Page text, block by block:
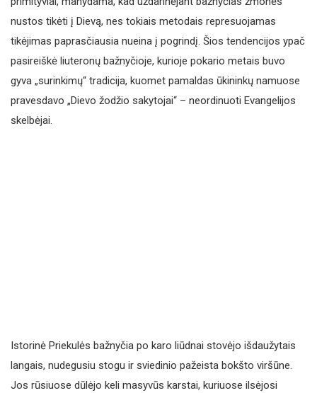
nustos tikėti į Dievą, nes tokiais metodais represuojamas
tikėjimas paprasčiausia nueina į pogrindį. Šios tendencijos ypač
pasireiškė liuteronų bažnyčioje, kurioje pokario metais buvo
gyva „surinkimų“ tradicija, kuomet pamaldas ūkininkų namuose
pravesdavo „Dievo žodžio sakytojai“ – neordinuoti Evangelijos
skelbėjai.
Istorinė Priekulės bažnyčia po karo liūdnai stovėjo išdaužytais
langais, nudegusiu stogu ir sviedinio pažeista bokšto viršūne.
Jos rūsiuose dūlėjo keli masyvūs karstai, kuriuose ilsėjosi